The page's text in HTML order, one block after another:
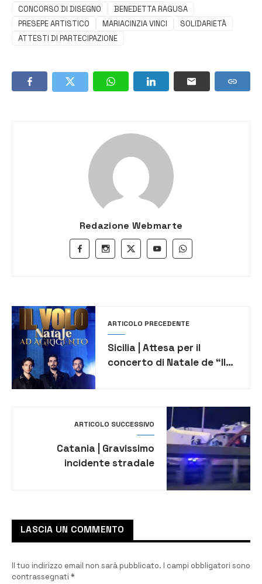
CONCORSO DI DISEGNO
BENEDETTA RAGUSA
PRESEPE ARTISTICO
MARIACINZIA VINCI
SOLIDARIETÀ
ATTESTI DI PARTECIPAZIONE
Redazione Webmarte
ARTICOLO PRECEDENTE
Sicilia | Attesa per il
concerto di Natale de “Il
ARTICOLO SUCCESSIVO
Catania | Gravissimo
incidente stradale
LASCIA UN COMMENTO
Il tuo indirizzo email non sarà pubblicato. I campi obbligatori sono
contrassegnati *